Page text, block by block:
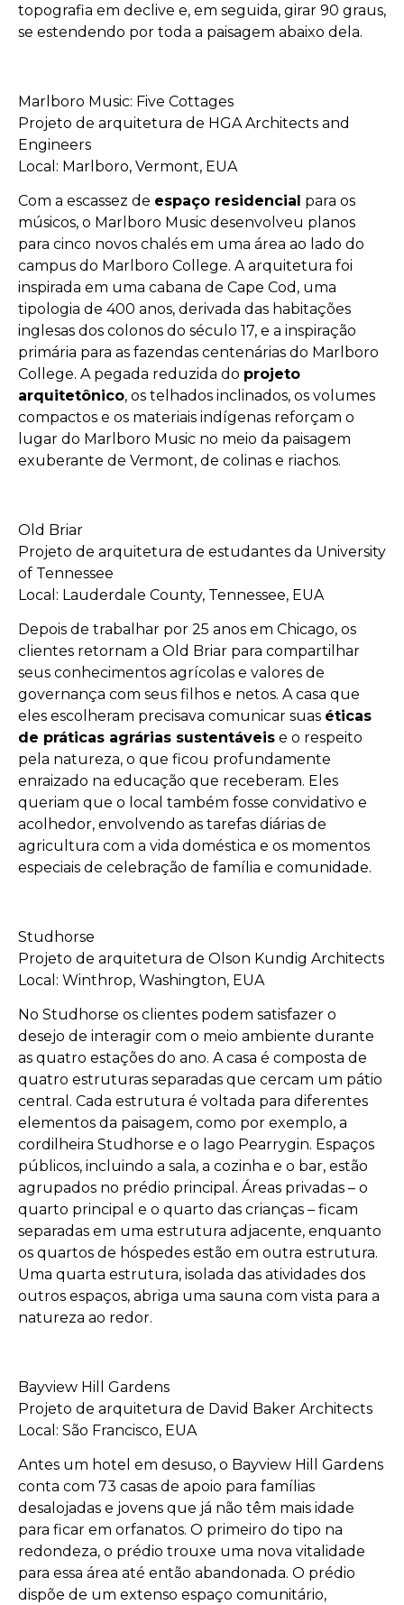
topografia em declive e, em seguida, girar 90 graus,
se estendendo por toda a paisagem abaixo dela.
Marlboro Music: Five Cottages
Projeto de arquitetura de HGA Architects and
Engineers
Local: Marlboro, Vermont, EUA
Com a escassez de espaço residencial para os
músicos, o Marlboro Music desenvolveu planos
para cinco novos chalés em uma área ao lado do
campus do Marlboro College. A arquitetura foi
inspirada em uma cabana de Cape Cod, uma
tipologia de 400 anos, derivada das habitações
inglesas dos colonos do século 17, e a inspiração
primária para as fazendas centenárias do Marlboro
College. A pegada reduzida do projeto
arquitetônico, os telhados inclinados, os volumes
compactos e os materiais indígenas reforçam o
lugar do Marlboro Music no meio da paisagem
exuberante de Vermont, de colinas e riachos.
Old Briar
Projeto de arquitetura de estudantes da University
of Tennessee
Local: Lauderdale County, Tennessee, EUA
Depois de trabalhar por 25 anos em Chicago, os
clientes retornam a Old Briar para compartilhar
seus conhecimentos agrícolas e valores de
governança com seus filhos e netos. A casa que
eles escolheram precisava comunicar suas éticas
de práticas agrárias sustentáveis e o respeito
pela natureza, o que ficou profundamente
enraizado na educação que receberam. Eles
queriam que o local também fosse convidativo e
acolhedor, envolvendo as tarefas diárias de
agricultura com a vida doméstica e os momentos
especiais de celebração de família e comunidade.
Studhorse
Projeto de arquitetura de Olson Kundig Architects
Local: Winthrop, Washington, EUA
No Studhorse os clientes podem satisfazer o
desejo de interagir com o meio ambiente durante
as quatro estações do ano. A casa é composta de
quatro estruturas separadas que cercam um pátio
central. Cada estrutura é voltada para diferentes
elementos da paisagem, como por exemplo, a
cordilheira Studhorse e o lago Pearrygin. Espaços
públicos, incluindo a sala, a cozinha e o bar, estão
agrupados no prédio principal. Áreas privadas – o
quarto principal e o quarto das crianças – ficam
separadas em uma estrutura adjacente, enquanto
os quartos de hóspedes estão em outra estrutura.
Uma quarta estrutura, isolada das atividades dos
outros espaços, abriga uma sauna com vista para a
natureza ao redor.
Bayview Hill Gardens
Projeto de arquitetura de David Baker Architects
Local: São Francisco, EUA
Antes um hotel em desuso, o Bayview Hill Gardens
conta com 73 casas de apoio para famílias
desalojadas e jovens que já não têm mais idade
para ficar em orfanatos. O primeiro do tipo na
redondeza, o prédio trouxe uma nova vitalidade
para essa área até então abandonada. O prédio
dispõe de um extenso espaço comunitário,